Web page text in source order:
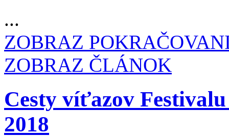
...
ZOBRAZ
ZOBRAZ ČLÁNOK
Cesty víťazov
2018